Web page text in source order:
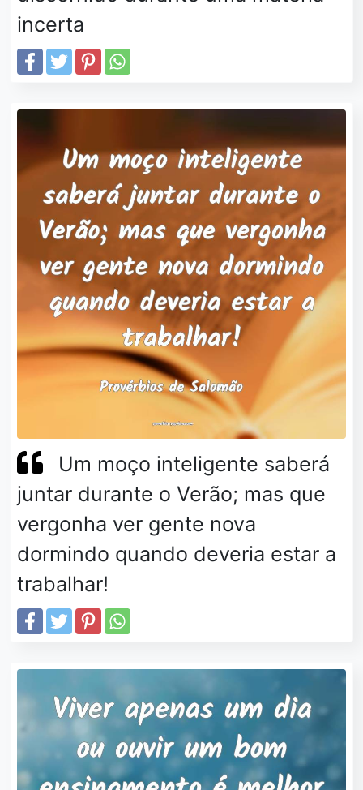
incerta
Um moço inteligente saberá
juntar durante o Verão; mas que
vergonha ver gente nova
dormindo quando deveria estar a
trabalhar!